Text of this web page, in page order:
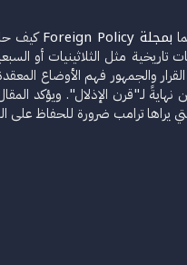
بمجلة Foreign Policy
كيف
تاريخية مثل الثلاثينيات أو
والجمهور فهم الأوضاع
نهايةً لـ"قرن الإذلال". ويؤكد
يراها ترامب ضرورة للحفاظ على